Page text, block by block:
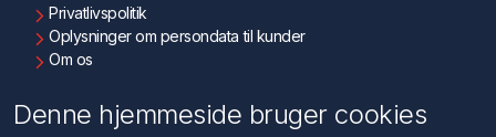
Privatlivspolitik
Oplysninger om persondata til kunder
Om os
Denne hjemmeside bruger cookies